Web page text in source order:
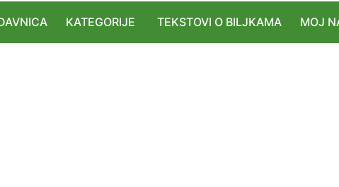
KATEGORIJE TEKSTOVI O BILJKAMA MOJ